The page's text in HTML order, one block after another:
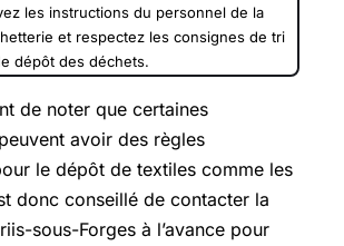
les instructions du personnel de la
et respectez les consignes de tri
dépôt des déchets.
de noter que certaines
avoir des règles
le dépôt de textiles comme les
donc conseillé de contacter la
sous-Forges à l’avance pour